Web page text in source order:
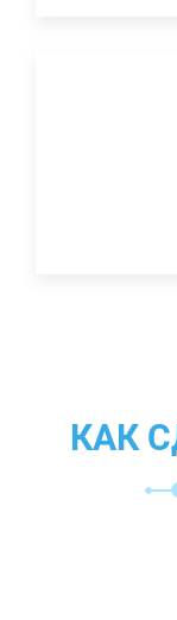
КАК